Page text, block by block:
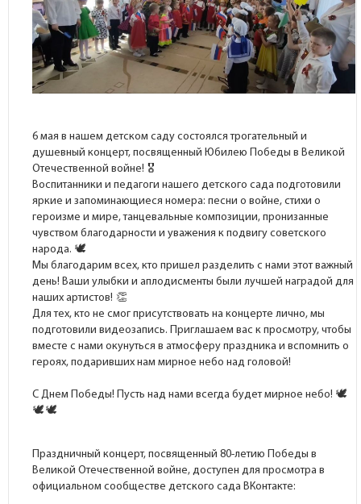
6 мая в нашем детском саду состоялся трогательный и
душевный концерт, посвященный Юбилею Победы в Великой
Отечественной войне!
Воспитанники и педагоги нашего детского сада подготовили
яркие и запоминающиеся номера: песни о войне, стихи о
героизме и мире, танцевальные композиции, пронизанные
чувством благодарности и уважения к подвигу советского
народа.
Мы благодарим всех, кто пришел разделить с нами этот важный
день! Ваши улыбки и аплодисменты были лучшей наградой для
наших артистов!
Для тех, кто не смог присутствовать на концерте лично, мы
подготовили видеозапись. Приглашаем вас к просмотру, чтобы
вместе с нами окунуться в атмосферу праздника и вспомнить о
героях, подаривших нам мирное небо над головой!
С Днем Победы! Пусть над нами всегда будет мирное небо!
Праздничный концерт, посвященный 80-летию Победы в
Великой Отечественной войне, доступен для просмотра в
официальном сообществе детского сада ВКонтакте: